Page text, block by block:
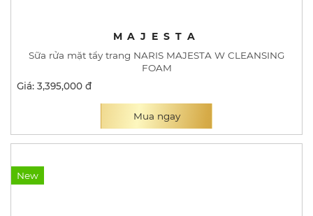
MAJESTA
Sữa rửa mặt tẩy trang NARIS MAJESTA W CLEANSING
FOAM
Giá: 3,395,000 đ
Mua ngay
New